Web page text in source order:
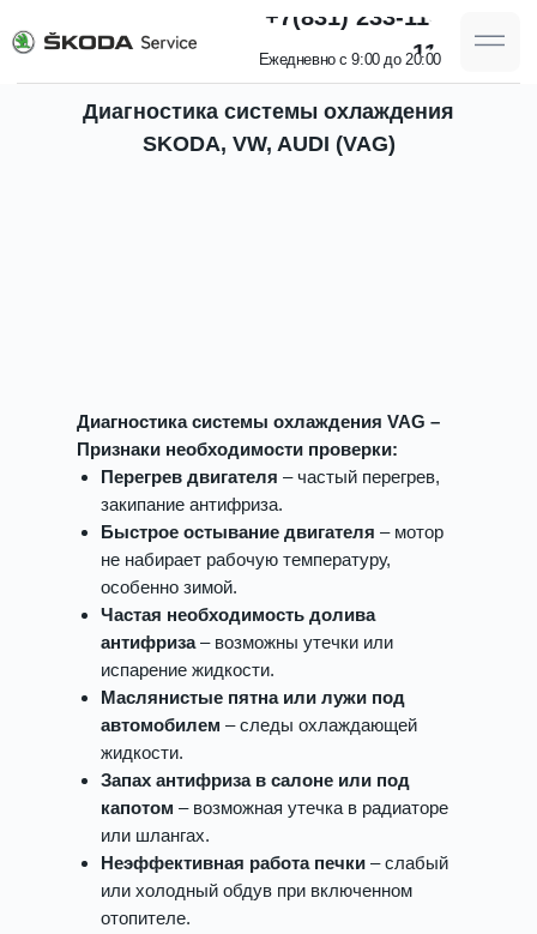
Ежедневно с 9:00 до 20:00
+7(831) 233-11-
Диагностика системы охлаждения
SKODA, VW, AUDI (VAG)
Диагностика системы охлаждения VAG –
Признаки необходимости проверки:
Перегрев двигателя – частый перегрев,
закипание антифриза.
Быстрое остывание двигателя – мотор
не набирает рабочую температуру,
особенно зимой.
Частая необходимость долива
антифриза– возможны утечки или
испарение жидкости.
Маслянистые пятна или лужи под
автомобилем – следы охлаждающей
жидкости.
Запах антифриза в салоне или под
капотом – возможная утечка в радиаторе
или шлангах.
Неэффективная работа печки – слабый
или холодный обдув при включенном
отопителе.